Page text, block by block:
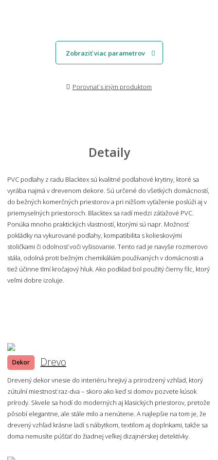
Zobraziť viac parametrov
Porovnať s iným produktom
Detaily
PVC podlahy z radu Blacktex sú kvalitné podlahové krytiny, ktoré sa
vyrába najmä v drevenom dekore. Sú určené do všetkých domácností,
do bežných komerčných priestorov a pri nižšom vyťaženie poslúži aj v
priemyselných priestoroch. Blacktex sa radí medzi záťažové PVC.
Ponúka mnoho praktických vlastností, ktorými sú napr. Možnosť
pokládky na vykurované podlahy, kompatibilita s kolieskovými
stoličkami či odolnosť voči vyšisovanie. Tento rad je navyše rozmerovo
stála, odolná proti bežným chemikáliám používaných v domácnosti a
tiež účinne tlmí kročajový hluk. Ako podklad bol použitý čierny filc, ktorý
veľmi dobre izoluje.
Dekor Drevo
Drevený dekor vnesie do interiéru hrejivý a prirodzený vzhľad, ktorý
zútulní miestnosť raz-dva – skoro ako keď si domov pozvete kúsok
prírody. Skvele sa hodí do moderných aj klasických priestorov, pretože
pôsobí elegantne, ale stále milo a nenútene. A najlepšie na tom je, že
drevený vzhľad krásne ladí s nábytkom, textilom aj doplnkami, takže sa
doma nemusíte púšťať do žiadnej veľkej dizajnérskej detektívky.